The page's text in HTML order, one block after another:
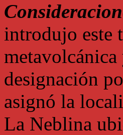
introdujo este
designación
asignó la
La Neblina